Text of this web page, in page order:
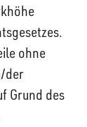
ohne
der
Grund des